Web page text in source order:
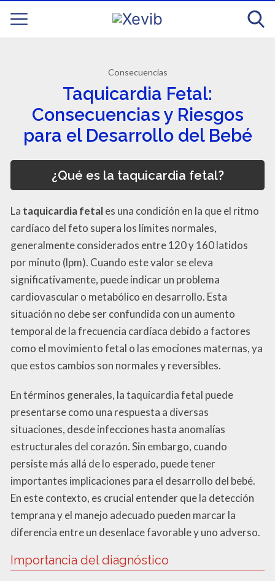
Consecuencias
Taquicardia Fetal:
Consecuencias y Riesgos
para el Desarrollo del Bebé
¿Qué es la taquicardia fetal?
La taquicardia fetales una condición en la que el ritmo
cardíaco del feto supera los límites normales,
generalmente considerados entre 120 y 160 latidos
por minuto (lpm). Cuando este valor se eleva
significativamente, puede indicar un problema
cardiovascular o metabólico en desarrollo. Esta
situación no debe ser confundida con un aumento
temporal de la frecuencia cardíaca debido a factores
como el movimiento fetal o las emociones maternas, ya
que estos cambios son normales y reversibles.
En términos generales, la taquicardia fetal puede
presentarse como una respuesta a diversas
situaciones, desde infecciones hasta anomalías
estructurales del corazón. Sin embargo, cuando
persiste más allá de lo esperado, puede tener
importantes implicaciones para el desarrollo del bebé.
En este contexto, es crucial entender que la detección
temprana y el manejo adecuado pueden marcar la
diferencia entre un desenlace favorable y uno adverso.
Importancia del diagnóstico